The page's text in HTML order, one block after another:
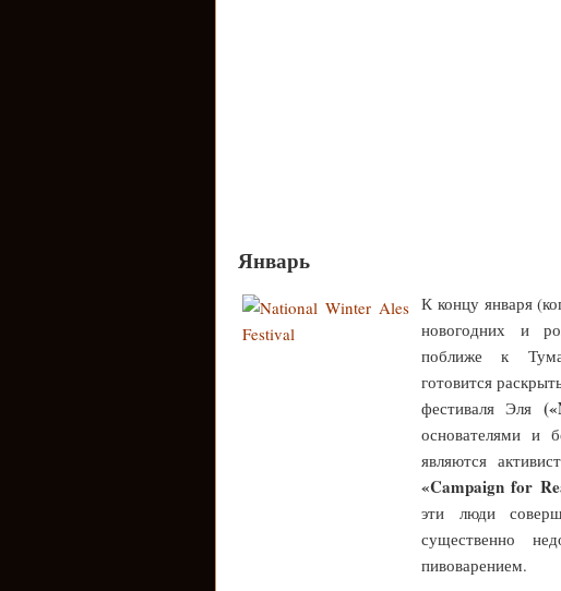
Январь
К концу января
новогодних и
поближе к
готовится
фестиваля Эля
основателями и
являются
«Campaign for
эти люди
существенно
пивоварением.